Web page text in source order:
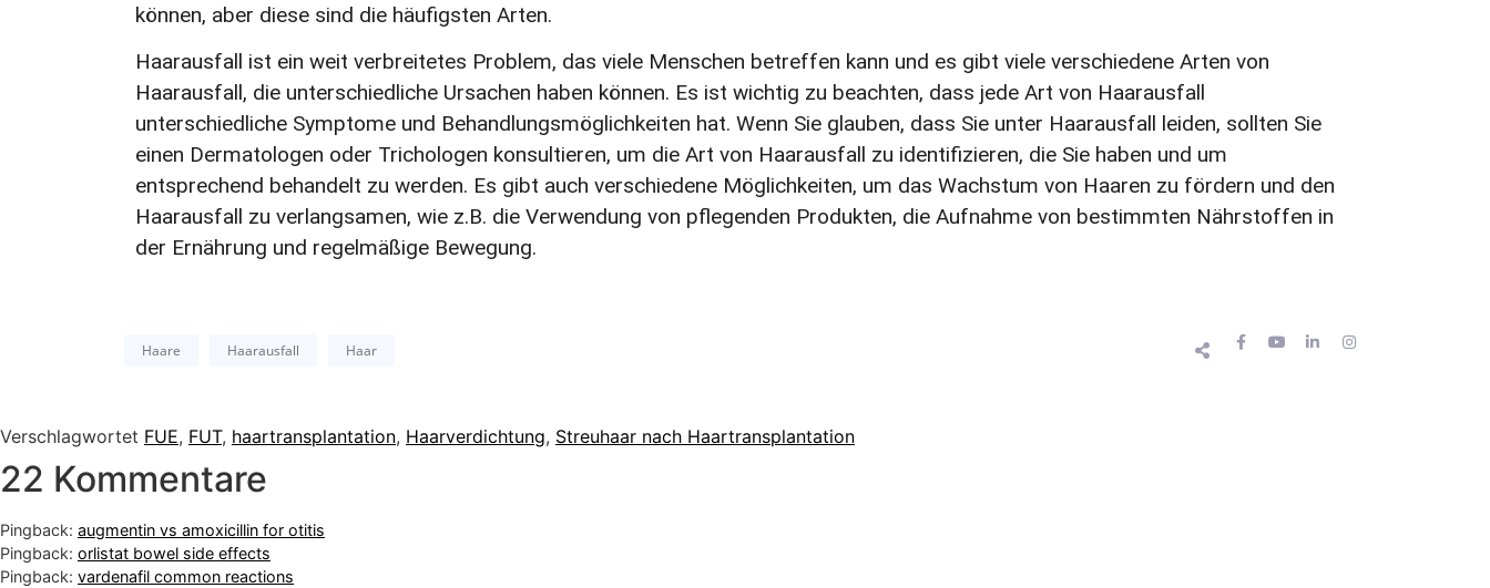
können, aber diese sind die häufigsten Arten.
Haarausfall ist ein weit verbreitetes Problem, das viele Menschen betreffen kann und es gibt viele verschiedene Arten von
Haarausfall, die unterschiedliche Ursachen haben können. Es ist wichtig zu beachten, dass jede Art von Haarausfall
unterschiedliche Symptome und Behandlungsmöglichkeiten hat. Wenn Sie glauben, dass Sie unter Haarausfall leiden, sollten Sie
einen Dermatologen oder Trichologen konsultieren, um die Art von Haarausfall zu identifizieren, die Sie haben und um
entsprechend behandelt zu werden. Es gibt auch verschiedene Möglichkeiten, um das Wachstum von Haaren zu fördern und den
Haarausfall zu verlangsamen, wie z.B. die Verwendung von pflegenden Produkten, die Aufnahme von bestimmten Nährstoffen in
der Ernährung und regelmäßige Bewegung.
Haare Haarausfall Haar
Verschlagwortet FUE, FUT, haartransplantation, Haarverdichtung, Streuhaar nach Haartransplantation
22 Kommentare
Pingback: augmentin vs amoxicillin for otitis
Pingback: orlistat bowel side effects
Pingback: vardenafil common reactions